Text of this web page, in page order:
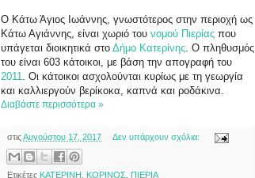
Ο Κάτω Άγιος Ιωάννης, γνωστότερος στην περιοχή ως
Κάτω Αγιάννης, είναι χωριό του νομού Πιερίας που
υπάγεται διοικητικά στο Δήμο Κατερίνης. Ο πληθυσμός
του είναι 603 κάτοικοι, με βάση την απογραφή του
2011. Οι κάτοικοι ασχολούνται κυρίως με τη γεωργία
και καλλιεργούν βερίκοκα, καπνά και ροδάκινα.
Διαβάστε περισσότερα »
στιςΑυγούστου 17, 2017 Δεν υπάρχουν σχόλια:
Ετικέτες ΚΑΤΕΡΙΝΗ ΚΟΡΙΝΟΣ ΠΙΕΡΙΑ